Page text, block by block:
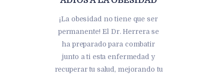
¡La obesidad no tiene que ser
permanente! El Dr. Herrera se
ha preparado para combatir
junto a ti esta enfermedad y
recuperar tu salud, mejorando tu